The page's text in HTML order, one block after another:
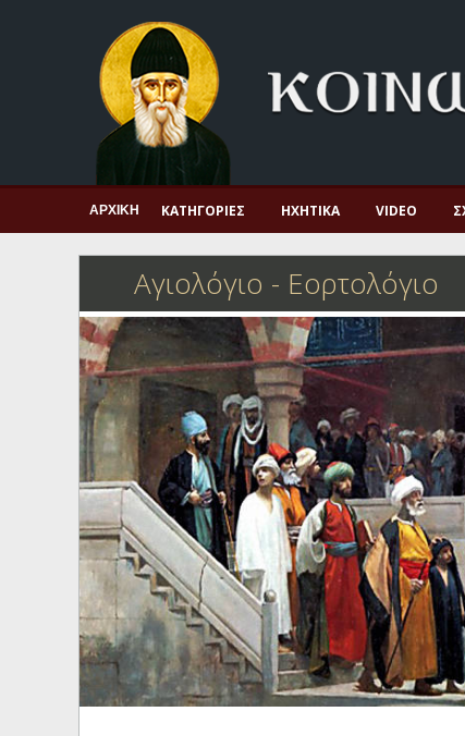
Πνευματική ζωή
Μαρτυρία και διδαχή
Λατρεία και προσευχή
Αγιολόγιο – Εορτολόγιο
Η πίστη στην εποχή μας
Ορθόδοξη οικογένεια
Ορθόδοξο προσκυνητάριο
Σκέψεις-προβληματισμοί
ΑΡΧΙΚΉ ΚΑΤΗΓΟΡΊΕΣ ΗΧΗΤΙΚΆ VIDEO
Αγιολόγιο - Εορτολόγιο